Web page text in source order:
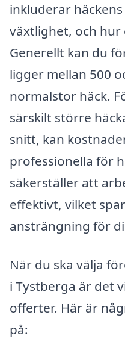
inkluderar
växtlighet, och
Generellt kan du
ligger mellan 500
normalstor häck.
särskilt större
snitt, kan
professionella för
säkerställer att
effektivt, vilket
ansträngning för
När du ska välja
i Tystberga är det
offerter. Här är
på: